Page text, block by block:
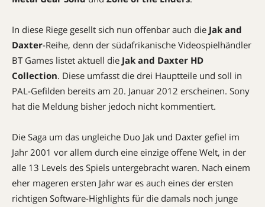
In diese Riege gesellt sich nun offenbar auch die Jak and
Daxter-Reihe, denn der südafrikanische Videospielhändler
BT Games listet aktuell die Jak and Daxter HD
Collection. Diese umfasst die drei Hauptteile und soll in
PAL-Gefilden bereits am 20. Januar 2012 erscheinen. Sony
hat die Meldung bisher jedoch nicht kommentiert.
Die Saga um das ungleiche Duo Jak und Daxter gefiel im
Jahr 2001 vor allem durch eine einzige offene Welt, in der
alle 13 Levels des Spiels untergebracht waren. Nach einem
eher mageren ersten Jahr war es auch eines der ersten
richtigen Software-Highlights für die damals noch junge